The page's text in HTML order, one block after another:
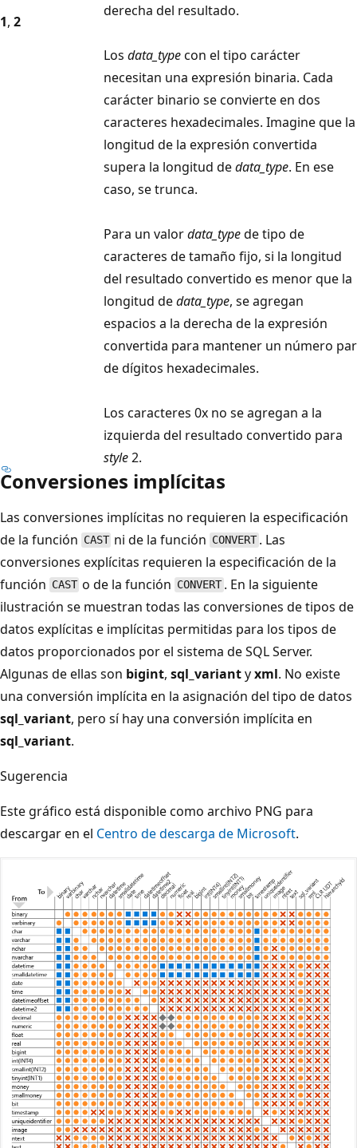
1, 2
derecha del resultado.
Los data_typecon el tipo carácter
necesitan una expresión binaria. Cada
carácter binario se convierte en dos
caracteres hexadecimales. Imagine que la
longitud de la expresión convertida
supera la longitud dedata_type. En ese
caso, se trunca.
Para un valordata_typede tipo de
caracteres de tamaño fijo, si la longitud
del resultado convertido es menor que la
longitud dedata_type, se agregan
espacios a la derecha de la expresión
convertida para mantener un número par
de dígitos hexadecimales.
Los caracteres 0x no se agregan a la
izquierda del resultado convertido para
style2.
Conversiones implícitas
Las conversiones implícitas no requieren la especificación
de la función CAST ni de la función CONVERT . Las
conversiones explícitas requieren la especificación de la
función CAST o de la función CONVERT . En la siguiente
ilustración se muestran todas las conversiones de tipos de
datos explícitas e implícitas permitidas para los tipos de
datos proporcionados por el sistema de SQL Server.
Algunas de ellas son bigint, sql_variantyxml. No existe
una conversión implícita en la asignación del tipo de datos
sql_variant, pero sí hay una conversión implícita en
sql_variant.
Sugerencia
Este gráfico está disponible como archivo PNG para
descargar en el Centro de descarga de Microsoft.